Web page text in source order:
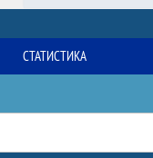
СТАТИСТИКА